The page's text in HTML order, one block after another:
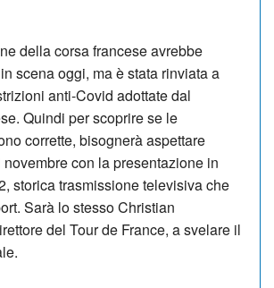
della corsa francese avrebbe
scena oggi, ma è stata rinviata a
anti-Covid adottate dal
Quindi per scoprire se le
corrette, bisognerà aspettare
novembre con la presentazione in
storica trasmissione televisiva che
Sarà lo stesso Christian
del Tour de France, a svelare il